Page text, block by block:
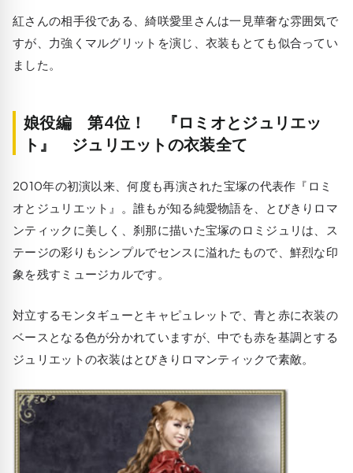
紅さんの相手役である、綺咲愛里さんは一見華奢な雰囲気で
すが、力強くマルグリットを演じ、衣装もとても似合ってい
ました。
娘役編 第4位！ 『ロミオとジュリエッ
ト』 ジュリエットの衣装全て
2010年の初演以来、何度も再演された宝塚の代表作『ロミ
オとジュリエット』。誰もが知る純愛物語を、とびきりロマ
ンティックに美しく、刹那に描いた宝塚のロミジュリは、ス
テージの彩りもシンプルでセンスに溢れたもので、鮮烈な印
象を残すミュージカルです。
対立するモンタギューとキャピュレットで、青と赤に衣装の
ベースとなる色が分かれていますが、中でも赤を基調とする
ジュリエットの衣装はとびきりロマンティックで素敵。